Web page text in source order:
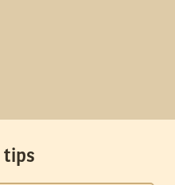
tips